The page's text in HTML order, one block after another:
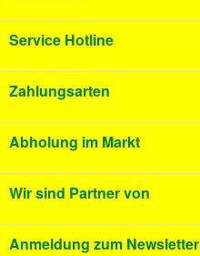
Service Hotline
Zahlungsarten
Abholung im Markt
Wir sind Partner von
Anmeldung zum Newsletter